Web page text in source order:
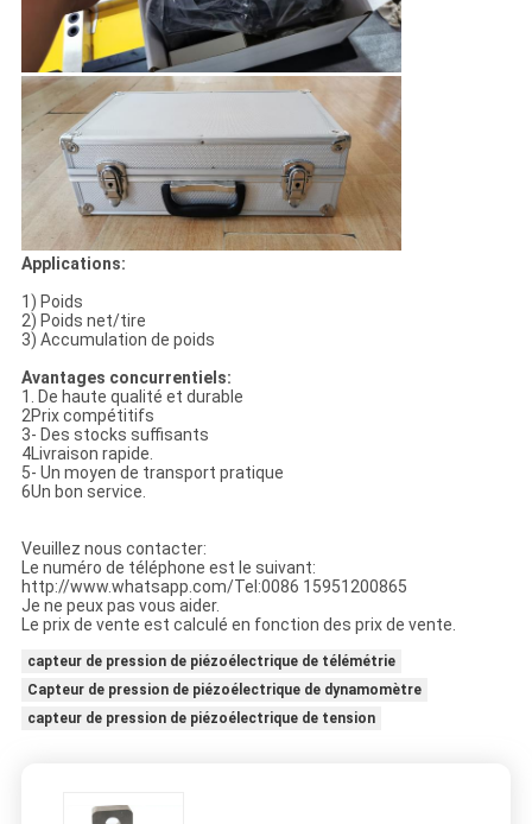
Applications:
1) Poids
2) Poids net/tire
3) Accumulation de poids
Avantages concurrentiels:
1. De haute qualité et durable
2Prix compétitifs
3- Des stocks suffisants
4Livraison rapide.
5- Un moyen de transport pratique
6Un bon service.
Veuillez nous contacter:
Le numéro de téléphone est le suivant:
http://www.whatsapp.com/Tel:0086 15951200865
Je ne peux pas vous aider.
Le prix de vente est calculé en fonction des prix de vente.
capteur de pression de piézoélectrique de télémétrie
Capteur de pression de piézoélectrique de dynamomètre
capteur de pression de piézoélectrique de tension